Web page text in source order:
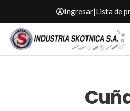
Ingresar|Lista de